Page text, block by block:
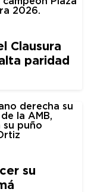
Clausura
paridad
su